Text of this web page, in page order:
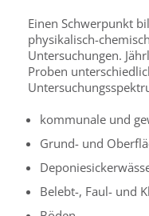
Einen Schwerpunkt
physikalisch-
Untersuchungen.
Proben
kommunale und
Grund- und
Belebt-, Faul- und